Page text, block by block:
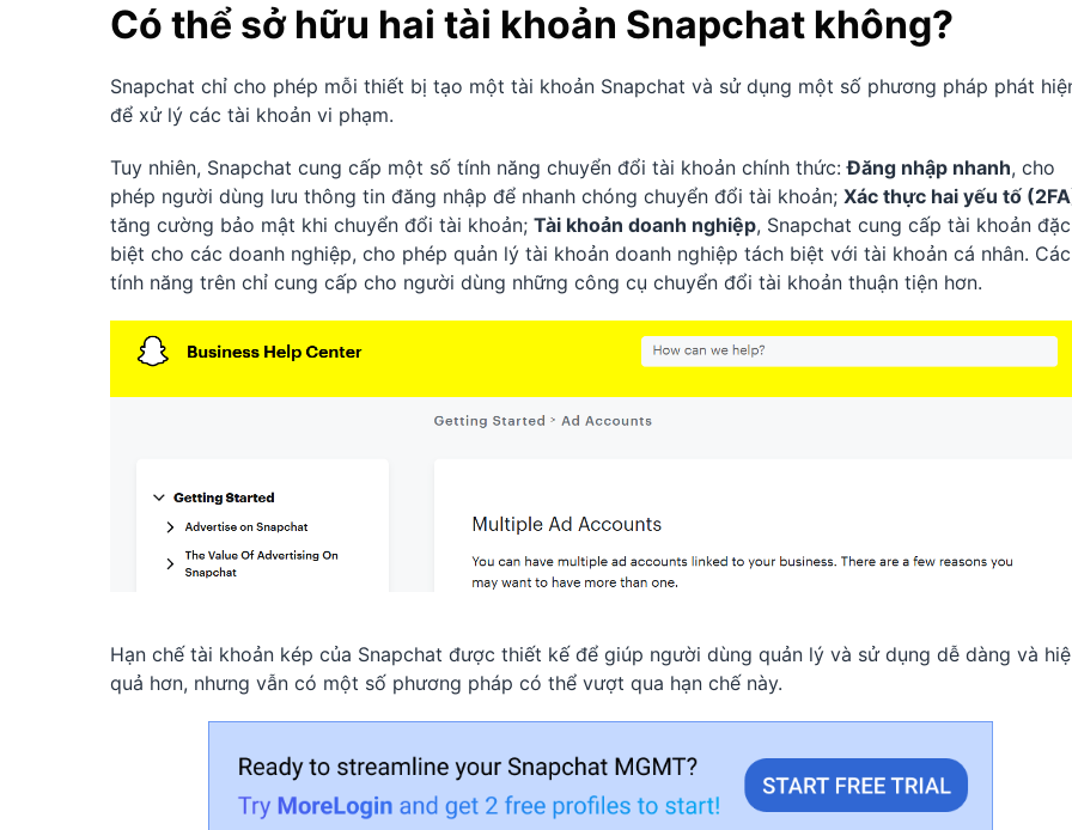
Có thể sở hữu hai tài khoản Snapchat không?
Snapchat chỉ cho phép mỗi thiết bị tạo một tài khoản Snapchat và sử dụng một số phương pháp phát
để xử lý các tài khoản vi phạm.
Tuy nhiên, Snapchat cung cấp một số tính năng chuyển đổi tài khoản chính thức:Đăng nhập nhanh, cho
phép người dùng lưu thông tin đăng nhập để nhanh chóng chuyển đổi tài khoản; Xác thực hai yếu tố
tăng cường bảo mật khi chuyển đổi tài khoản; Tài khoản doanh nghiệp, Snapchat cung cấp tài khoản đặc
biệt cho các doanh nghiệp, cho phép quản lý tài khoản doanh nghiệp tách biệt với tài khoản cá nhân. Các
tính năng trên chỉ cung cấp cho người dùng những công cụ chuyển đổi tài khoản thuận tiện hơn.
Hạn chế tài khoản kép của Snapchat được thiết kế để giúp người dùng quản lý và sử dụng dễ dàng và
quả hơn, nhưng vẫn có một số phương pháp có thể vượt qua hạn chế này.